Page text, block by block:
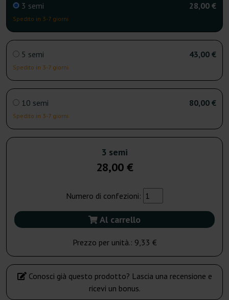
3 semi
Spedito in 3-7 giorni
28,00 €
5 semi
Spedito in 3-7 giorni
43,00 €
10 semi
Spedito in 3-7 giorni
80,00 €
3 semi
28,00 €
Numero di confezioni:
Al carrello
Prezzo per unità.: 9,33 €
Conosci già questo prodotto? Lascia una recensione e
ricevi un bonus.